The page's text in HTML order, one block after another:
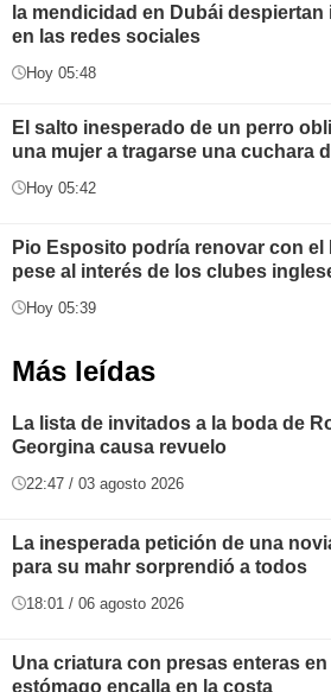
la mendicidad en Dubái despiertan
en las redes sociales
Hoy 05:48
El salto inesperado de un perro
una mujer a tragarse una cuchara
Hoy 05:42
Pio Esposito podría renovar con el
pese al interés de los clubes
Hoy 05:39
Más leídas
La lista de invitados a la boda de
Georgina causa revuelo
22:47 / 03 agosto 2026
La inesperada petición de una
para su mahr sorprendió a todos
18:01 / 06 agosto 2026
Una criatura con presas enteras en
estómago encalla en la costa